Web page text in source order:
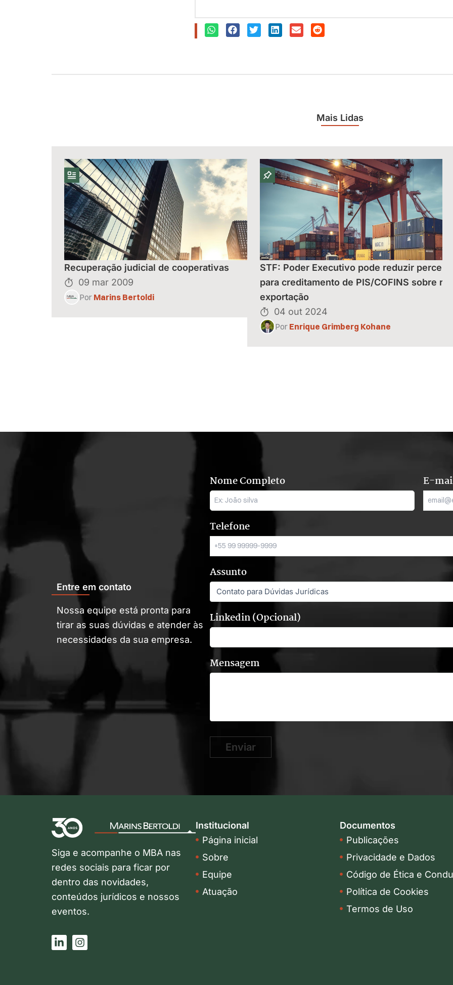
Mais Lidas
Recuperação judicial de cooperativas
09 mar 2009
Por Marins Bertoldi
STF: Poder Executivo pode reduzir
para creditamento de PIS/COFINS sobre
exportação
04 out 2024
Por Enrique Grimberg Kohane
Entre em contato
Nossa equipe está pronta para
tirar as suas dúvidas e atender às
necessidades da sua empresa.
Nome Completo E-
Telefone
Assunto
Linkedin (Opcional)
Mensagem
Enviar
Siga e acompanhe o MBA nas
redes sociais para ficar por
dentro das novidades,
conteúdos jurídicos e nossos
eventos.
L
i
I
n
Institucional
Página inicial
Sobre
Equipe
Atuação
Documentos
Publicações
Privacidade e Dados
Código de Ética e
Política de Cookies
Termos de Uso